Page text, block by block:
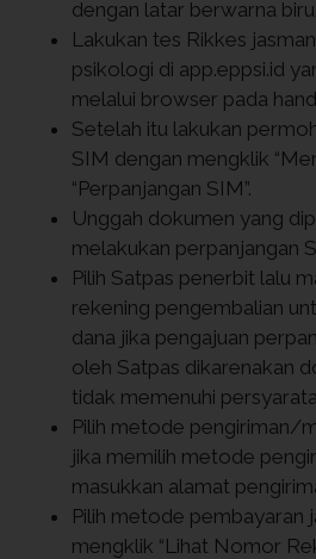
dengan latar berwarna biru.
Lakukan tes Rikkes
psikologi di app.eppsi.id
melalui browser pada
Setelah itu lakukan
SIM dengan mengklik
“Perpanjangan SIM”.
Unggah dokumen yang
melakukan perpanjangan
Pilih Satpas penerbit lalu
rekening pengembalian
dana jika pengajuan
oleh Satpas dikarenakan
tidak memenuhi
Pilih metode pengiriman/
jika memilih metode
masukkan alamat
Pilih metode pembayaran
mengklik “Lihat Nomor